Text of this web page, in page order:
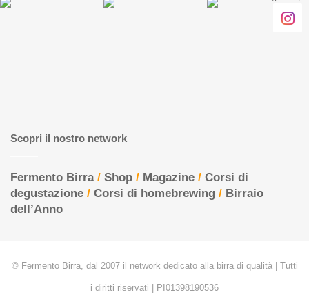
Scopri il nostro network
Fermento Birra/ Shop / Magazine / Corsi di
degustazione / Corsi di homebrewing / Birraio
dell’Anno
© Fermento Birra, dal 2007 il network dedicato alla birra di qualità | Tutti
i diritti riservati | PI01398190536